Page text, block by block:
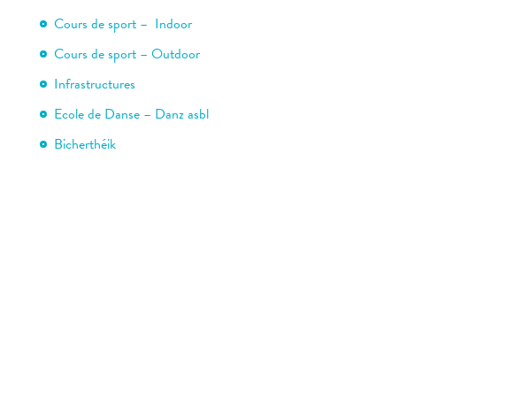
Cours de sport – Indoor
Cours de sport – Outdoor
Infrastructures
Ecole de Danse – Danz asbl
Bicherthéik